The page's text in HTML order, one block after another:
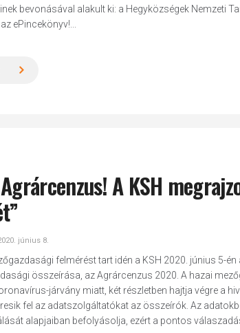
bevonásával alakult ki: a Hegyközségek Nemzeti
ePincekönyv!...
A KSH
június 8.
felmérést tart idén a KSH 2020. június 5-
összeírása, az Agrárcenzus 2020. A hazai
járvány miatt, két részletben hajtja végre a
fel az adatszolgáltatókat az összeírók. Az
alapjaiban befolyásolja, ezért a pontos